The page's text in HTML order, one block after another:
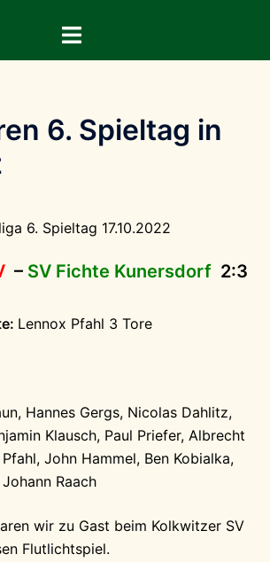
Menü
6. Spieltag in
6. Spieltag 17.10.2022
– SV Fichte Kunersdorf 2:3
Lennox Pfahl 3 Tore
Hannes Gergs, Nicolas Dahlitz,
Klausch, Paul Priefer, Albrecht
John Hammel, Ben Kobialka,
Raach
wir zu Gast beim Kolkwitzer SV
Flutlichtspiel.